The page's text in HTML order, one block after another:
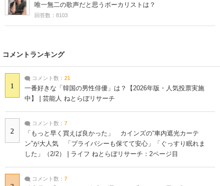
唯一無二の歌声だと思うボーカリストは？
回答数：8103
コメントランキング
1
コメント数： 21
一番好きな「韓国の男性俳優」は？【2026年版・人気投票実施
中】 | 芸能人 ねとらぼリサーチ
2
コメント数： 7
「もっと早く買えば良かった」 カインズの“車内遮光カーテ
ン”が大人気 「プライバシーも保てて安心」「ぐっすり眠れま
した」（2/2） | ライフ ねとらぼリサーチ：2ページ目
コメント数： 7